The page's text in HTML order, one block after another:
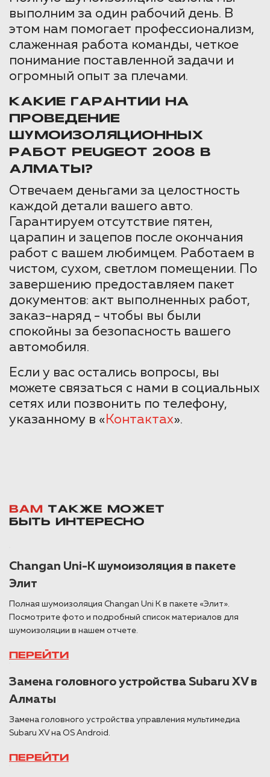
выполним за один рабочий день. В
этом нам помогает профессионализм,
слаженная работа команды, четкое
понимание поставленной задачи и
огромный опыт за плечами.
КАКИЕ ГАРАНТИИ НА
ПРОВЕДЕНИЕ
ШУМОИЗОЛЯЦИОННЫХ
РАБОТ PEUGEOT 2008 В
АЛМАТЫ?
Отвечаем деньгами за целостность
каждой детали вашего авто.
Гарантируем отсутствие пятен,
царапин и зацепов после окончания
работ с вашем любимцем. Работаем в
чистом, сухом, светлом помещении. По
завершению предоставляем пакет
документов: акт выполненных работ,
заказ-наряд - чтобы вы были
спокойны за безопасность вашего
автомобиля.
Если у вас остались вопросы, вы
можете связаться с нами в социальных
сетях или позвонить по телефону,
указанному в «Контактах».
ВАМ
ТАКЖЕ МОЖЕТ
БЫТЬ ИНТЕРЕСНО
Changan Uni-K шумоизоляция в пакете
Элит
Полная шумоизоляция Changan Uni K в пакете «Элит».
Посмотрите фото и подробный список материалов для
шумоизоляции в нашем отчете.
ПЕРЕЙТИ
Замена головного устройства Subaru XV в
Алматы
Замена головного устройства управления мультимедиа
Subaru XV на OS Android.
ПЕРЕЙТИ